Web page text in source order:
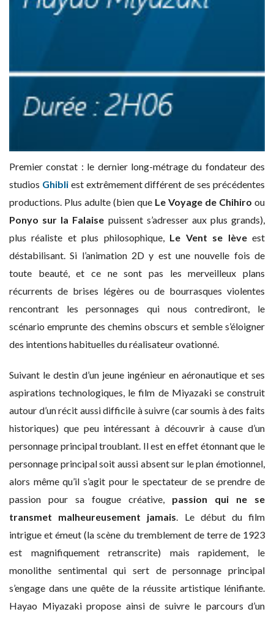
Premier constat : le dernier long-métrage du fondateur des
studios Ghibliest extrêmement différent de ses précédentes
productions. Plus adulte (bien que Le Voyage de Chihiro ou
Ponyo sur la Falaise puissent s’adresser aux plus grands),
plus réaliste et plus philosophique, Le Vent se lèveest
déstabilisant. Si l’animation 2D y est une nouvelle fois de
toute beauté, et ce ne sont pas les merveilleux plans
récurrents de brises légères ou de bourrasques violentes
rencontrant les personnages qui nous contrediront, le
scénario emprunte des chemins obscurs et semble s’éloigner
des intentions habituelles du réalisateur ovationné.
Suivant le destin d’un jeune ingénieur en aéronautique et ses
aspirations technologiques, le film de Miyazaki se construit
autour d’un récit aussi difficile à suivre (car soumis à des faits
historiques) que peu intéressant à découvrir à cause d’un
personnage principal troublant. Il est en effet étonnant que le
personnage principal soit aussi absent sur le plan émotionnel,
alors même qu’il s’agit pour le spectateur de se prendre de
passion pour sa fougue créative, passion qui ne se
transmet malheureusement jamais. Le début du film
intrigue et émeut (la scène du tremblement de terre de 1923
est magnifiquement retranscrite) mais rapidement, le
monolithe sentimental qui sert de personnage principal
s’engage dans une quête de la réussite artistique lénifiante.
Hayao Miyazaki propose ainsi de suivre le parcours d’un